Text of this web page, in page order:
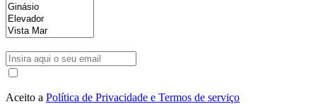
Aceito a Política de Privacidade e Termos de serviço